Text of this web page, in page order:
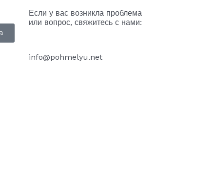
Если у вас возникла проблема
или вопрос, свяжитесь с нами:
info@pohmelyu.net